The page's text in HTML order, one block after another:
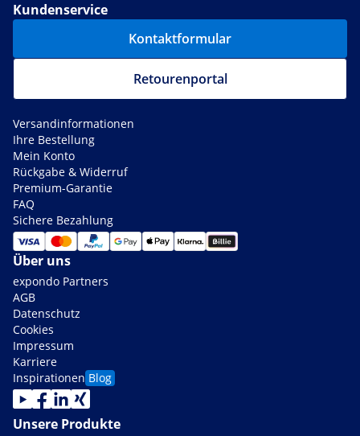
Kundenservice
Kontaktformular
Retourenportal
Versandinformationen
Ihre Bestellung
Mein Konto
Rückgabe & Widerruf
Premium-Garantie
FAQ
Sichere Bezahlung
Über uns
expondo Partners
AGB
Datenschutz
Cookies
Impressum
Karriere
Inspirationen Blog
Unsere Produkte